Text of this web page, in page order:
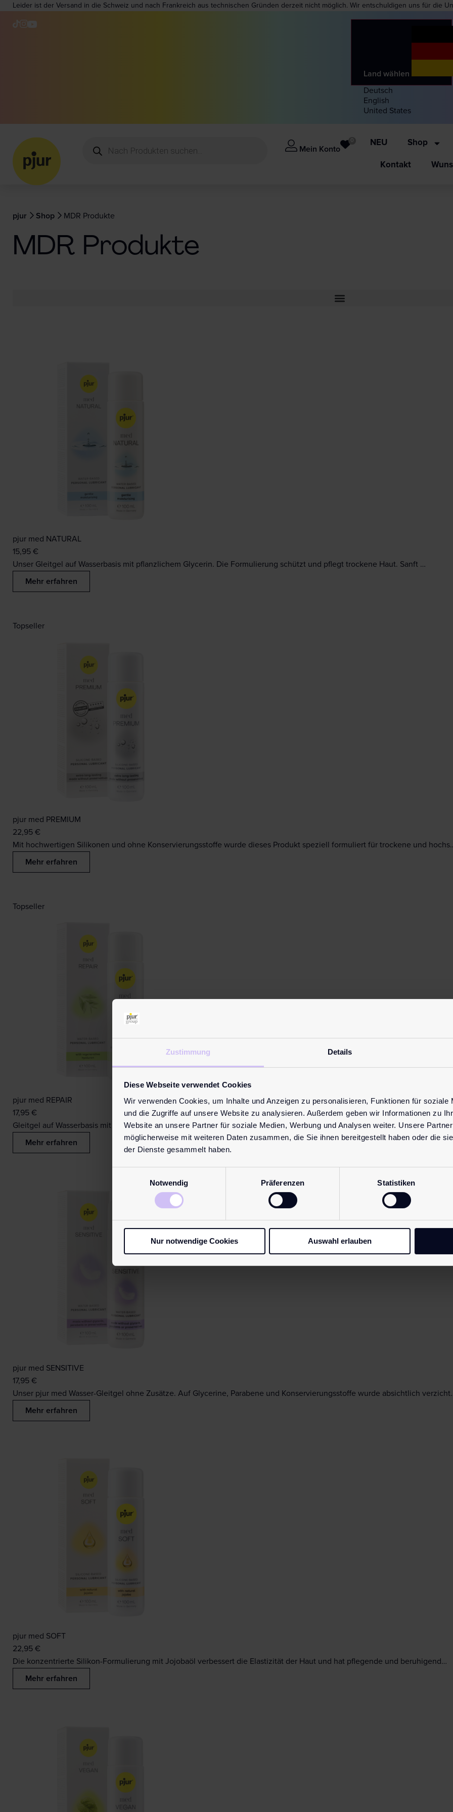
Zustimmung Details
Diese Webseite verwendet Cookies
Wir verwenden Cookies, um Inhalte und Anzeigen zu personalisieren, Funktionen für soziale
und die Zugriffe auf unsere Website zu analysieren. Außerdem geben wir Informationen zu
Website an unsere Partner für soziale Medien, Werbung und Analysen weiter. Unsere
möglicherweise mit weiteren Daten zusammen, die Sie ihnen bereitgestellt haben oder die
der Dienste gesammelt haben.
Notwendig
Präferenzen Statistiken
Nur notwendige Cookies Auswahl erlauben
Leider ist der Versand in die Schweiz und nach Frankreich aus technischen Gründen derzeit nicht möglich. Wir entschuldigen uns für die
Land wählen
Deutsch
English
United States
Mein Konto
NEU Shop
Kontakt
pjur Shop MDR Produkte
MDR Produkte
pjur med NATURAL
15,95 €
Unser Gleitgel auf Wasserbasis mit pflanzlichem Glycerin. Die Formulierung schützt und pflegt trockene Haut. Sanft …
Mehr erfahren
Topseller
pjur med PREMIUM
22,95 €
Mit hochwertigen Silikonen und ohne Konservierungsstoffe wurde dieses Produkt speziell formuliert für trockene und
Mehr erfahren
Topseller
pjur med REPAIR
17,95 €
Gleitgel auf Wasserbasis mit regenerierendem Hyaluron für trockene Haut. Hyaluron besitzt die Fähigkeit, große Mengen
Mehr erfahren
pjur med SENSITIVE
17,95 €
Unser pjur med Wasser-Gleitgel ohne Zusätze. Auf Glycerine, Parabene und Konservierungsstoffe wurde absichtlich
Mehr erfahren
pjur med SOFT
22,95 €
Die konzentrierte Silikon-Formulierung mit Jojobaöl verbessert die Elastizität der Haut und hat pflegende und beruhigend…
Mehr erfahren